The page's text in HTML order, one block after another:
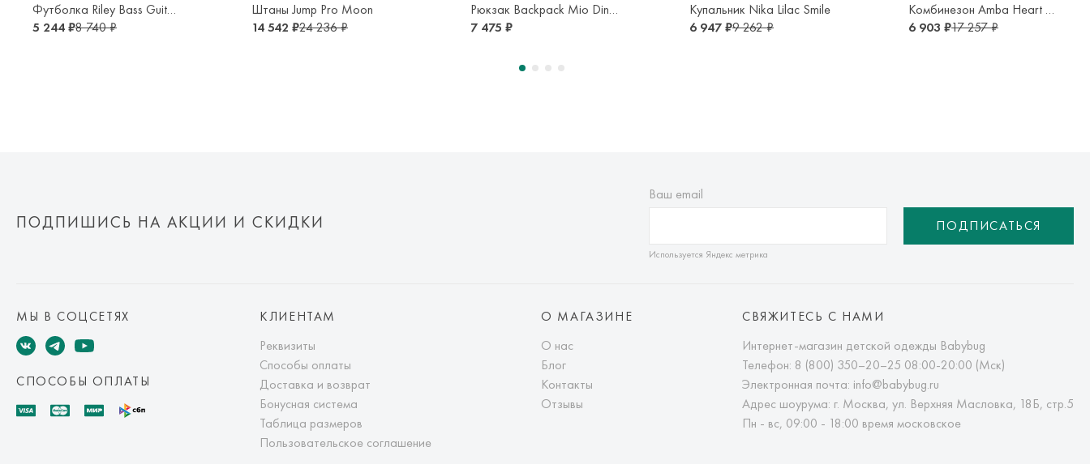
Футболка Riley Bass Guitars
5 244 ₽8 740 ₽
Штаны Jump Pro Moon
14 542 ₽24 236 ₽
Рюкзак Backpack Mio Dino Harmony
7 475 ₽
Купальник Nika Lilac Smile
6 947 ₽9 262 ₽
Комбинезон Amba Heart Colours
6 903 ₽17 257 ₽
ПОДПИШИСЬ НА АКЦИИ И СКИДКИ
Ваш email
Используется Яндекс метрика
ПОДПИСАТЬСЯ
МЫ В СОЦСЕТЯХ
СПОСОБЫ ОПЛАТЫ
КЛИЕНТАМ
Реквизиты
Способы оплаты
Доставка и возврат
Бонусная система
Таблица размеров
Пользовательское соглашение
О МАГАЗИНЕ
О нас
Блог
Контакты
Отзывы
СВЯЖИТЕСЬ С НАМИ
Интернет-магазин детской одежды Babybug
Телефон: 8 (800) 350–20–25 08:00-20:00 (Мск)
Электронная почта: info@babybug.ru
Адрес шоурума: г. Москва, ул. Верхняя Масловка, 18Б, стр.5
Пн - вс, 09:00 - 18:00 время московское